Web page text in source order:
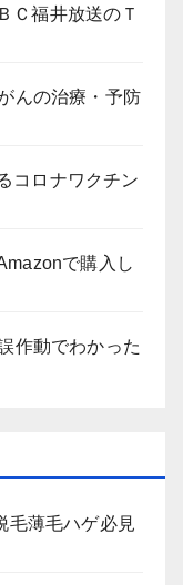
Ｃ福井放送のＴ
んの治療・予防
コロナワクチン
で購入し
作動でわかった
毛薄毛ハゲ必見